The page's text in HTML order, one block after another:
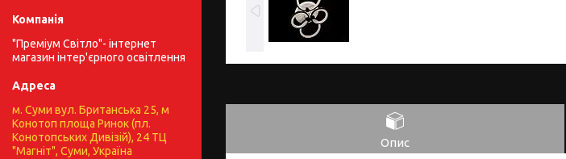
Опис
"Преміум Світло"- інтернет
магазин інтер'єрного освітлення
м. Суми вул. Британська 25, м
Конотоп площа Ринок (пл.
Конотопських Дивізій), 24 ТЦ
"Магніт", Суми, Україна